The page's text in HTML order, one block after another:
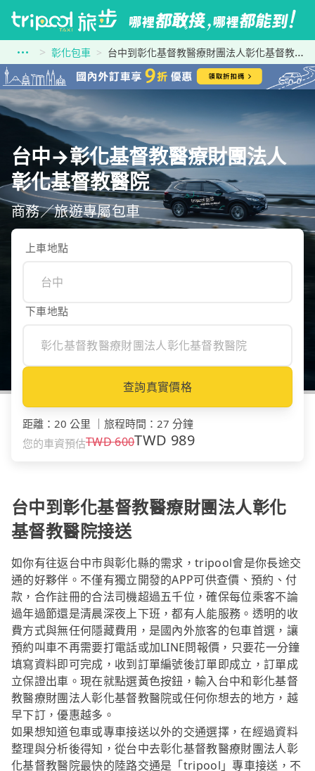
彰化包車 台中到彰化基督教醫療財團法人彰化基督教醫院
台中→彰化基督教醫療財團法人
彰化基督教醫院
商務／旅遊專屬包車
上車地點
下車地點
查詢真實價格
距離 ： 20 公里 旅程時間 ： 27 分鐘
您的車資預估TWD600TWD 989
台中到彰化基督教醫療財團法人彰化
基督教醫院接送
如你有往返台中市與彰化縣的需求，tripool會是你長途交
通的好夥伴。不僅有獨立開發的APP可供查價、預約、付
款，合作註冊的合法司機超過五千位，確保每位乘客不論
過年過節還是清晨深夜上下班，都有人能服務。透明的收
費方式與無任何隱藏費用，是國內外旅客的包車首選，讓
預約叫車不再需要打電話或加LINE問報價，只要花一分鐘
填寫資料即可完成，收到訂單編號後訂單即成立，訂單成
立保證出車。現在就點選黃色按鈕，輸入台中和彰化基督
教醫療財團法人彰化基督教醫院或任何你想去的地方，越
早下訂，優惠越多。
如果想知道包車或專車接送以外的交通選擇，在經過資料
整理與分析後得知，從台中去彰化基督教醫療財團法人彰
化基督教醫院最快的陸路交通是「tripool」專車接送，不